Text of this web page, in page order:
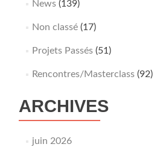
News(139)
Non classé(17)
Projets Passés(51)
Rencontres/Masterclass(92)
ARCHIVES
juin 2026